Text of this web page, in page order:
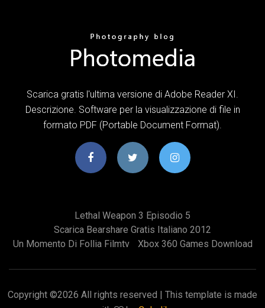
Scarica gratis l'ultima versione di Adobe Reader XI.
Descrizione. Software per la visualizzazione di file in
formato PDF (Portable Document Format).
Lethal Weapon 3 Episodio 5
Scarica Bearshare Gratis Italiano 2012
Un Momento Di Follia Filmtv
Xbox 360 Games Download
Copyright ©2026 All rights reserved | This template is made